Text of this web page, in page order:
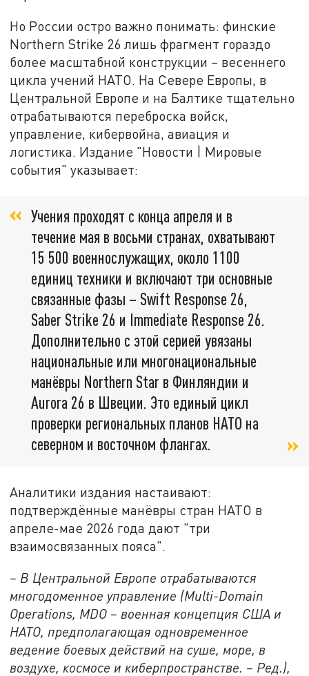
Но России остро важно понимать: финские
Northern Strike 26 лишь фрагмент гораздо
более масштабной конструкции – весеннего
цикла учений НАТО. На Севере Европы, в
Центральной Европе и на Балтике тщательно
отрабатываются переброска войск,
управление, кибервойна, авиация и
логистика. Издание "Новости | Мировые
события" указывает:
Учения проходят с конца апреля и в
течение мая в восьми странах, охватывают
15 500 военнослужащих, около 1100
единиц техники и включают три основные
связанные фазы – Swift Response 26,
Saber Strike 26 и Immediate Response 26.
Дополнительно с этой серией увязаны
национальные или многонациональные
манёвры Northern Star в Финляндии и
Aurora 26 в Швеции. Это единый цикл
проверки региональных планов НАТО на
северном и восточном флангах.
Аналитики издания настаивают:
подтверждённые манёвры стран НАТО в
апреле-мае 2026 года дают "три
взаимосвязанных пояса".
– В Центральной Европе отрабатываются
многодоменное управление (Multi-Domain
Operations, MDO – военная концепция США и
НАТО, предполагающая одновременное
ведение боевых действий на суше, море, в
воздухе, космосе и киберпространстве. – Ред.),